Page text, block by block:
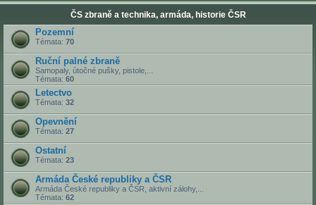
ČS zbraně a technika, armáda, historie ČSR
Pozemní
Témata: 70
Ruční palné zbraně
Samopaly, útočné pušky, pistole,...
Témata: 60
Letectvo
Témata: 32
Opevnění
Témata: 27
Ostatní
Témata: 23
Armáda České republiky a ČSR
Armáda České republiky a ČSR, aktivní zálohy,...
Témata: 62